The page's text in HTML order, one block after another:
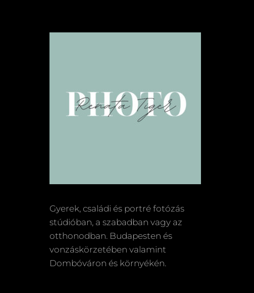
Gyerek, családi és portré fotózás
stúdióban, a szabadban vagy az
otthonodban. Budapesten és
vonzáskörzetében valamint
Dombóváron és környékén.
munkáival és egy percig nem
bántam meg, hogy végül
találkoztunk. Egy szuper hangulatú
Mészáros-Borbás Anita